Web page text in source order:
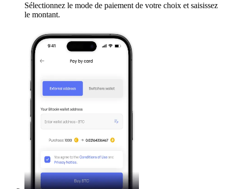
Sélectionnez le mode de paiement de votre choix et saisissez
le montant.